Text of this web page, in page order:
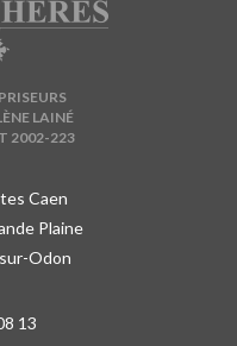
LAINÉ
2002-223
Caen
Plaine
Odon
13